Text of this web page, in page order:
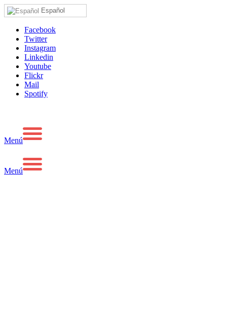
Español
Facebook
Twitter
Instagram
Linkedin
Youtube
Flickr
Mail
Spotify
Menú
Menú